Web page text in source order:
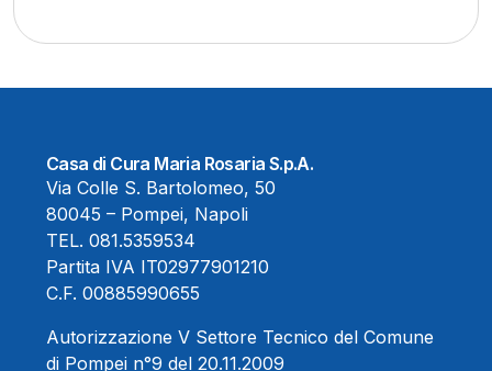
Casa di Cura Maria Rosaria S.p.A.
Via Colle S. Bartolomeo, 50
80045 – Pompei, Napoli
TEL. 081.5359534
Partita IVA IT02977901210
C.F. 00885990655
Autorizzazione V Settore Tecnico del Comune
di Pompei n°9 del 20.11.2009